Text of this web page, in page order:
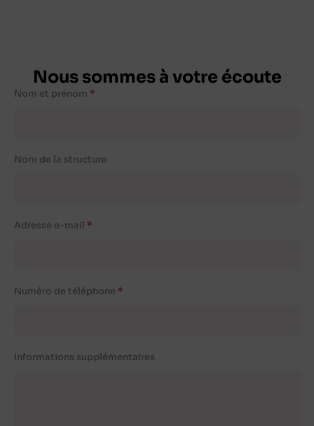
Nous sommes à votre écoute
Nom et prénom
Nom de la structure
Adresse e-mail
Numéro de téléphone
Informations supplémentaires